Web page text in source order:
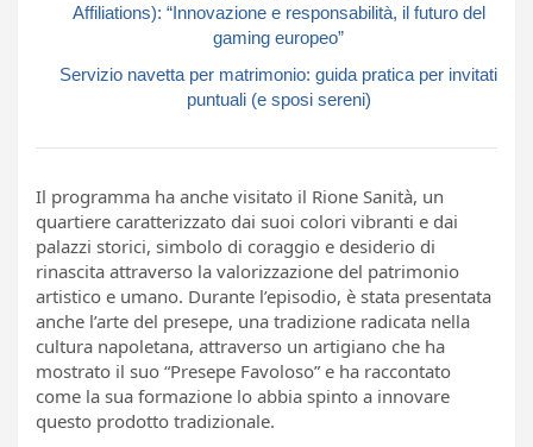
Affiliations): “Innovazione e responsabilità, il futuro del
gaming europeo”
Servizio navetta per matrimonio: guida pratica per invitati
puntuali (e sposi sereni)
Il programma ha anche visitato il Rione Sanità, un
quartiere caratterizzato dai suoi colori vibranti e dai
palazzi storici, simbolo di coraggio e desiderio di
rinascita attraverso la valorizzazione del patrimonio
artistico e umano. Durante l’episodio, è stata presentata
anche l’arte del presepe, una tradizione radicata nella
cultura napoletana, attraverso un artigiano che ha
mostrato il suo “Presepe Favoloso” e ha raccontato
come la sua formazione lo abbia spinto a innovare
questo prodotto tradizionale.